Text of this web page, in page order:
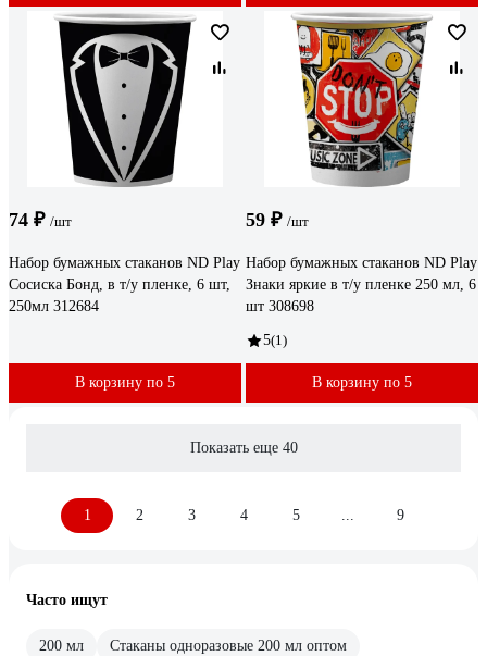
74 ₽ /шт
Набор бумажных стаканов ND Play
Сосиска Бонд, в т/у пленке, 6 шт,
250мл 312684
В корзину по 5
59 ₽ /шт
Набор бумажных стаканов ND Play
Знаки яркие в т/у пленке 250 мл, 6
шт 308698
5(1)
В корзину по 5
Показать еще 40
1 2 3 4 5 9
Часто ищут
200 мл Стаканы одноразовые 200 мл оптом